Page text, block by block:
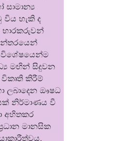
හැකි ද
විශේෂයෙන්ම
මඟින් සිදුවන
කිරීම්
ලබාදෙන ඖෂධ
නිර්මාණය වී
අහිතකර
මානසික